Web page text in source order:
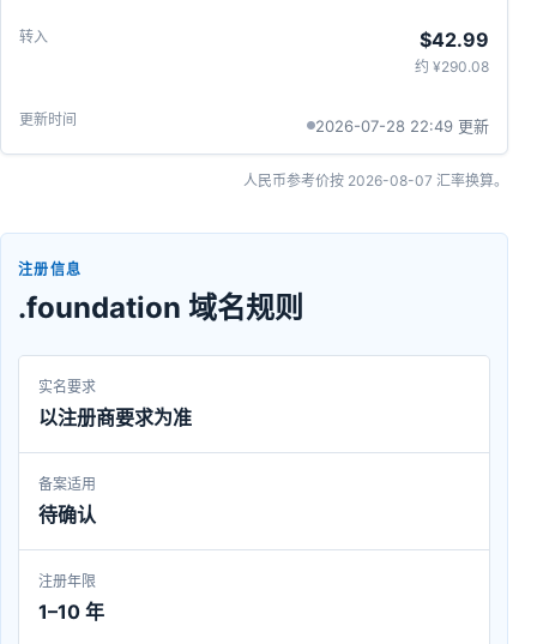
$42.99
约 ¥290.08
2026-07-28 22:49 更新
人民币参考价按 2026-08-07 汇率换算。
注册信息
.foundation 域名规则
实名要求
以注册商要求为准
备案适用
待确认
注册年限
1–10 年